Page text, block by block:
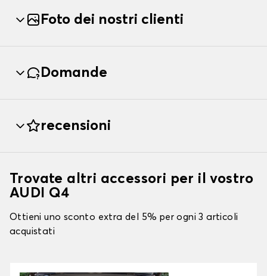
Foto dei nostri clienti
Domande
recensioni
Trovate altri accessori per il vostro
AUDI Q4
Ottieni uno sconto extra del 5% per ogni 3 articoli
acquistati